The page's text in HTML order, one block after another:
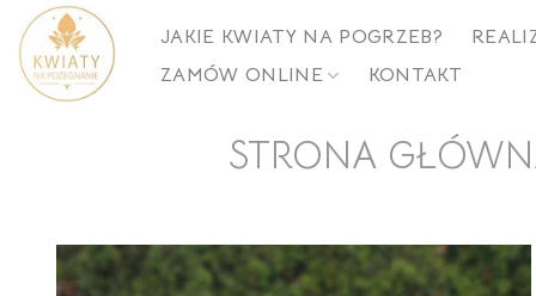
Skip
to
content
JAKIE KWIATY NA POGRZEB?
ZAMÓW ONLINE
KONTAKT
STRONA